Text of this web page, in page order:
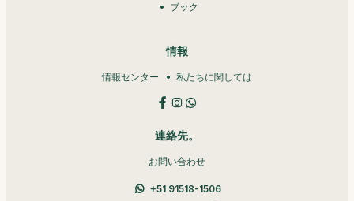
ブック
情報
情報センター 私たちに関しては
連絡先。
お問い合わせ
+51 91518-1506